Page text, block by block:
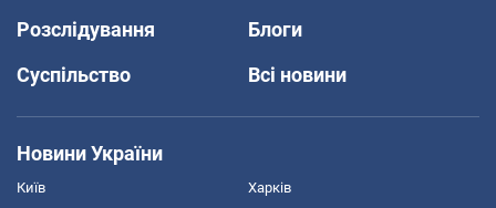
Розслідування
Блоги
Суспільство
Всі новини
Новини України
Київ Харків